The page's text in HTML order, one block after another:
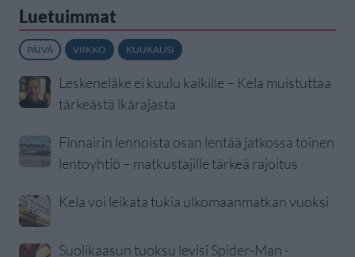
Luetuimmat
PÄIVÄ VIIKKO KUUKAUSI
Leskeneläke ei kuulu kaikille – Kela muistuttaa
tärkeästä ikärajasta
Finnairin lennoista osan lentää jatkossa toinen
lentoyhtiö – matkustajille tärkeä rajoitus
Kela voi leikata tukia ulkomaanmatkan vuoksi
Suolikaasun tuoksu levisi Spider-Man -